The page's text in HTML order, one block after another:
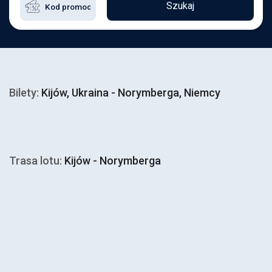
Szukaj
Bilety: Kijów, Ukraina - Norymberga, Niemcy
Trasa lotu: Kijów - Norymberga